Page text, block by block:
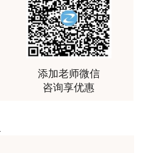
添加老师微信
咨询享优惠